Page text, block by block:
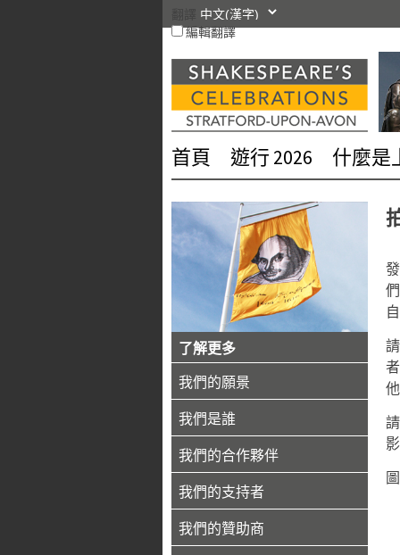
編輯翻譯
首頁 遊行 2026 什麼是
了解更多
我們的願景
我們是誰
我們的合作夥伴
我們的支持者
我們的贊助商